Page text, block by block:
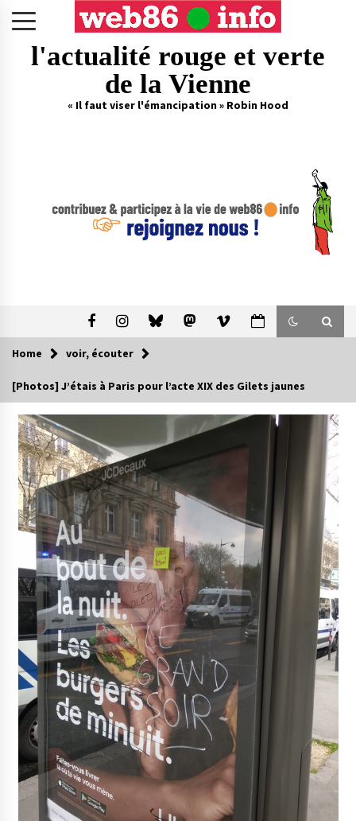
l'actualité rouge et verte
de la Vienne
« Il faut viser l'émancipation » Robin Hood
Home voir, écouter
[Photos] J’étais à Paris pour l’acte XIX des Gilets jaunes